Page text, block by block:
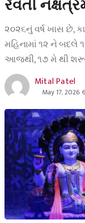
રેવતી
૨૦૨૬નું વર્ષ ખાસ છે,
મહિનામાં ૧૨ ને બદલે
આજથી, ૧૭ મે થી
Mital Patel
May 17, 2026